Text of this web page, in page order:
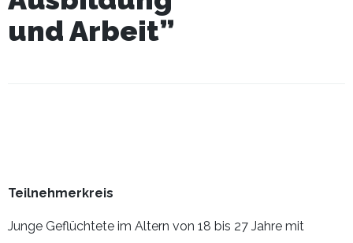
und Arbeit”
Teilnehmerkreis
Junge Geflüchtete im Altern von 18 bis 27 Jahre mit